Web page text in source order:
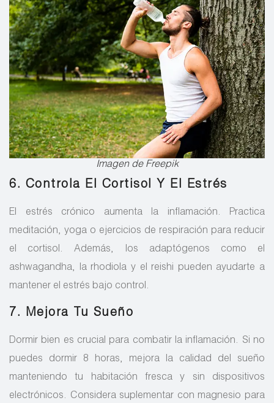
Imagen de Freepik
6. Controla El Cortisol Y El Estrés
El estrés crónico aumenta la inflamación. Practica
meditación, yoga o ejercicios de respiración para reducir
el cortisol. Además, los adaptógenos como el
ashwagandha, la rhodiola y el reishi pueden ayudarte a
mantener el estrés bajo control.
7. Mejora Tu Sueño
Dormir bien es crucial para combatir la inflamación. Si no
puedes dormir 8 horas, mejora la calidad del sueño
manteniendo tu habitación fresca y sin dispositivos
electrónicos. Considera suplementar con magnesio para